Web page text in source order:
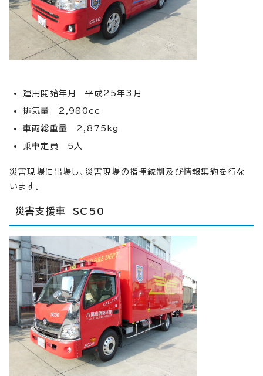
運用開始年月 平成25年3月
排気量 2,980cc
車両総重量 2,875kg
乗車定員 5人
災害現場に出場し、災害現場の指揮統制及び情報集約を行な
います。
災害支援車 SC50